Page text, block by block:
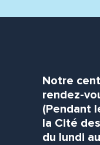
Notre
rendez-
(Pendant
la Cité
du lundi